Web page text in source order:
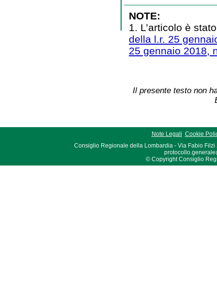
NOTE:
1. L’articolo è
della l.r. 25
25 gennaio 2018,
Il presente testo non
Note Legali Cookie
Consiglio Regionale della Lombardia - Via Fabio Filzi
© Copyright Consiglio